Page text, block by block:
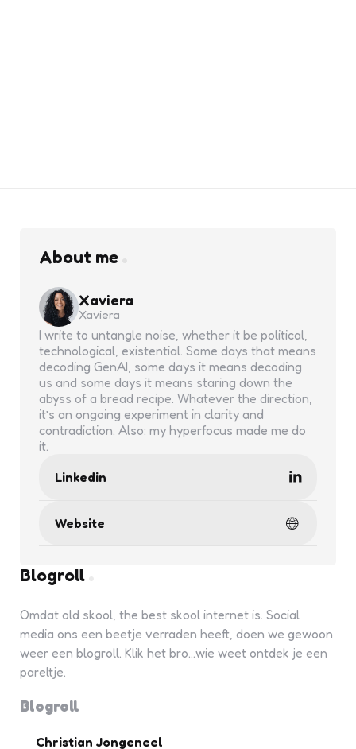
About me
Xaviera
Xaviera
I write to untangle noise, whether it be political,
technological, existential. Some days that means
decoding GenAI, some days it means decoding
us and some days it means staring down the
abyss of a bread recipe. Whatever the direction,
it’s an ongoing experiment in clarity and
contradiction. Also: my hyperfocus made me do
it.
Linkedin
Website
Blogroll
Omdat old skool, the best skool internet is. Social
media ons een beetje verraden heeft, doen we gewoon
weer een blogroll. Klik het bro...wie weet ontdek je een
pareltje.
Blogroll
Christian Jongeneel